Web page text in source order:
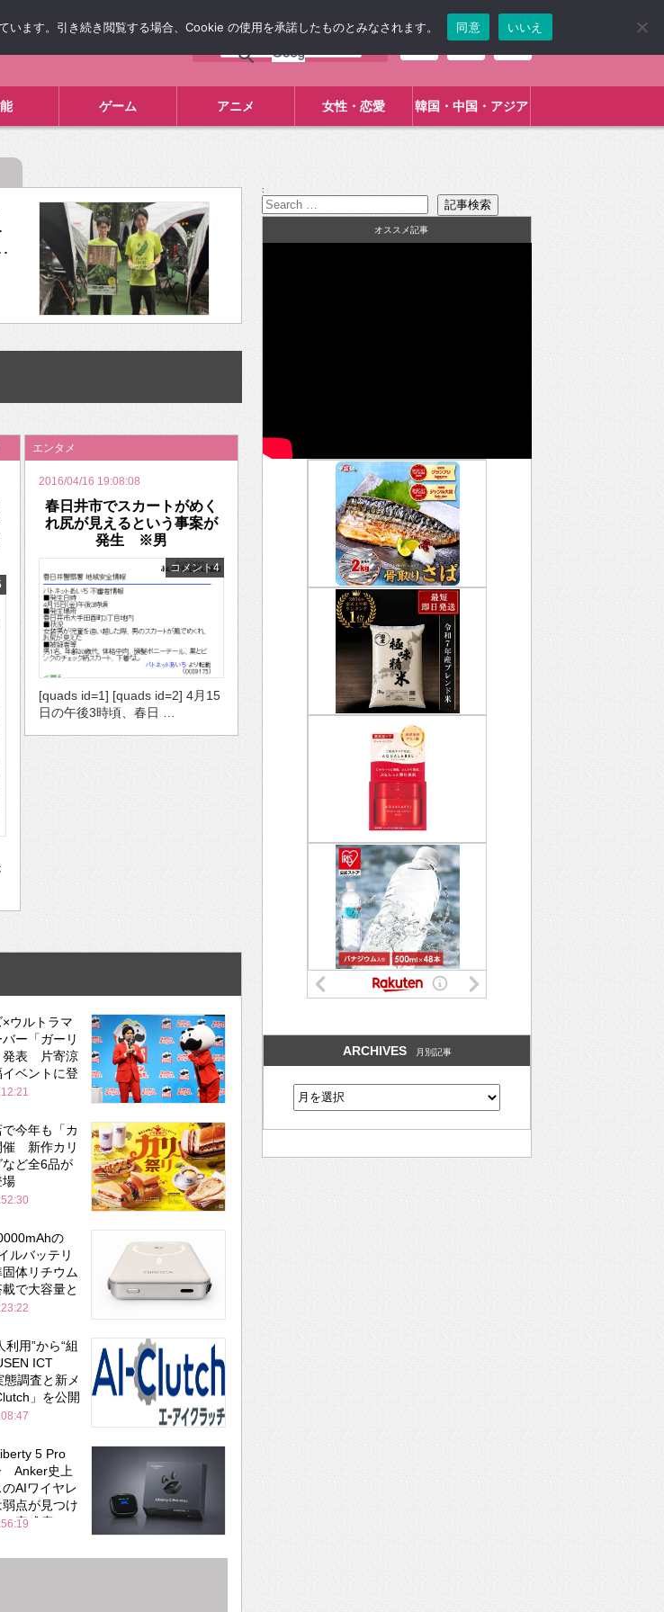
ゲーム アニメ 女性・恋愛 韓国・中国・アジア
エンタメ
2016/04/16 19:08:08
春日井市でスカートがめく
れ尻が見えるという事案が
発生 ※男
コメント4
[quads id=1] [quads id=2] 4月15
日の午後3時頃、春日 …
ウルトラマ
ー「ガーリ
発表 片寄涼
ベントに登
今年も「カ
催 新作カリ
ど全6品が
場
の
ルバッテリ
体リチウム
で大容量と
利用”から“組
ICT
調査と新メ
」を公開
5 Pro
Anker史上
AIワイヤレ
点が見つけ
完成度にび
:
オススメ記事
ARCHIVES 月別記事
ます。引き続き閲覧する場合、Cookie の使用を承諾したものとみなされます。 同意 いいえ